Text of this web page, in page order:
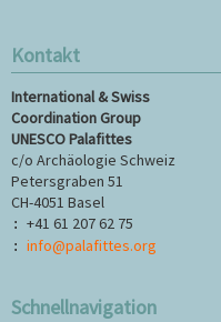
Kontakt
International & Swiss
Coordination Group
UNESCO Palafittes
c/o Archäologie Schweiz
Petersgraben 51
CH-4051 Basel
: +41 61 207 62 75
: info@palafittes.org
Schnellnavigation